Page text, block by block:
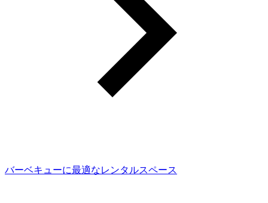
バーベキューに最適なレンタルスペース